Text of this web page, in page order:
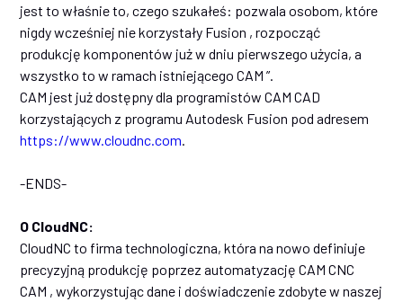
jest to właśnie to, czego szukałeś: pozwala osobom, które
nigdy wcześniej nie korzystały Fusion , rozpocząć
produkcję komponentów już w dniu pierwszego użycia, a
wszystko to w ramach istniejącego CAM ”.
CAM jest już dostępny dla programistów CAM CAD
korzystających z programu Autodesk Fusion pod adresem
https://www.cloudnc.com.
-ENDS-
O CloudNC:
CloudNC to firma technologiczna, która na nowo definiuje
precyzyjną produkcję poprzez automatyzację CAM CNC
CAM , wykorzystując dane i doświadczenie zdobyte w naszej